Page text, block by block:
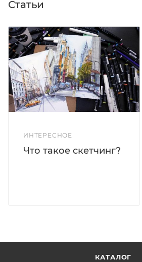
Статьи
ИНТЕРЕСНОЕ
Что такое скетчинг?
КАТАЛОГ